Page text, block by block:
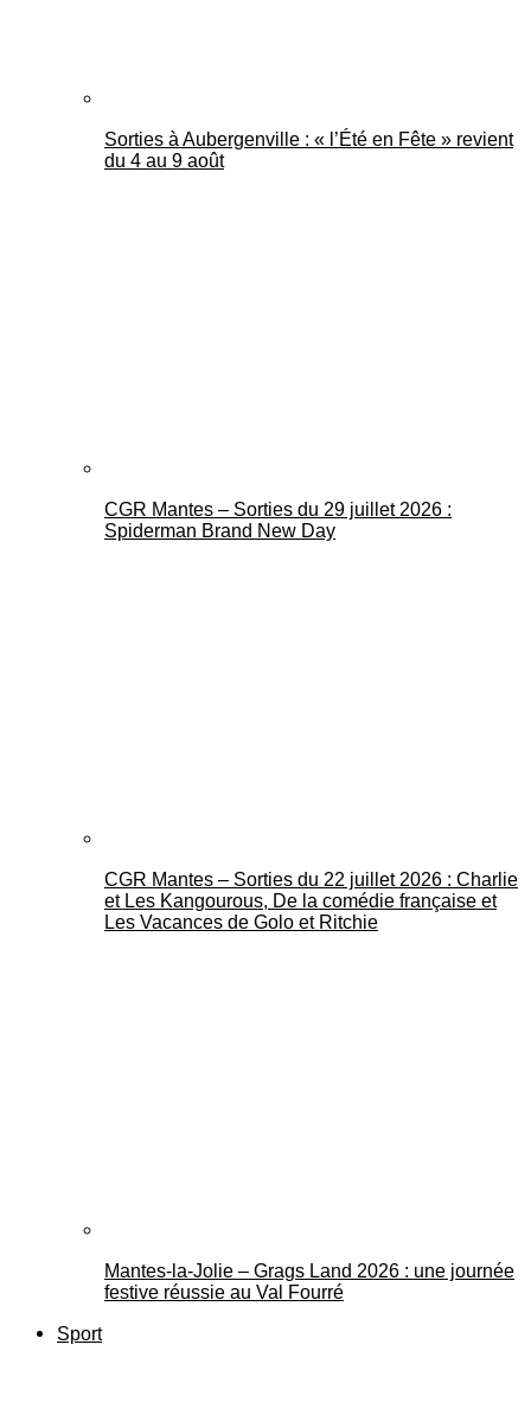
Sorties à Aubergenville : « l’Été en Fête » revient
du 4 au 9 août
CGR Mantes – Sorties du 29 juillet 2026 :
Spiderman Brand New Day
CGR Mantes – Sorties du 22 juillet 2026 : Charlie
et Les Kangourous, De la comédie française et
Les Vacances de Golo et Ritchie
Mantes-la-Jolie – Grags Land 2026 : une journée
festive réussie au Val Fourré
Sport